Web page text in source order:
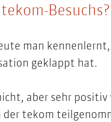
Besuchs?
man
geklappt hat.
aber sehr
tekom